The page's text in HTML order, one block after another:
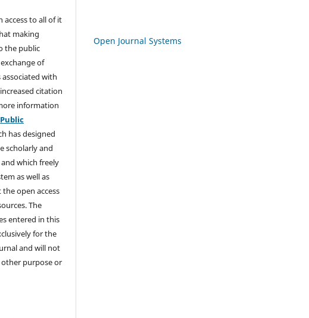
access to all of it
making
the public
of
associated with
citation
information
Public
has designed
scholarly and
which freely
as well as
open access
The
entered in this
for the
and will not
other purpose or
Open Journal Systems